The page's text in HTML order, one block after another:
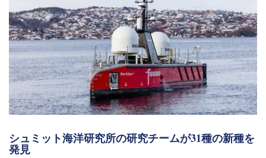
シュミット海洋研究所の研究チームが31種の新種を
発見